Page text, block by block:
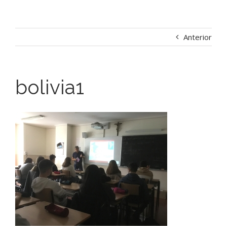
Anterior
bolivia1